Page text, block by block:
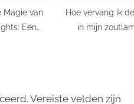
Magie van
Een
Hoe vervang ik
in mijn
Vereiste velden zijn